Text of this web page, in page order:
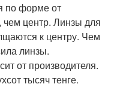
по форме от
центр. Линзы для
к центру. Чем
линзы.
от производителя.
тысяч тенге.